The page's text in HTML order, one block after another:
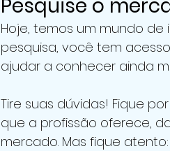
Pesquise o
Hoje, temos um mundo
pesquisa, você tem
ajudar a conhecer ainda
Tire suas dúvidas! Fique
que a profissão oferece,
mercado. Mas fique